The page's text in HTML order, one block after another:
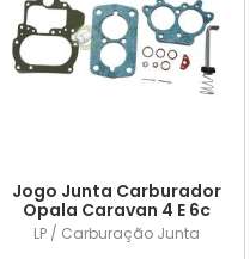
Jogo Junta Carburador
Opala Caravan 4 E 6c
CARB 446 DFV ALC
LP / Carburação Junta